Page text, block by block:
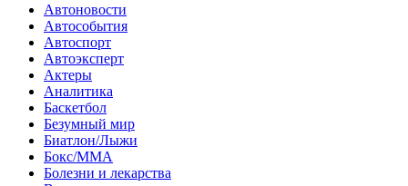
Автоновости
Автособытия
Автоспорт
Автоэксперт
Актеры
Аналитика
Баскетбол
Безумный мир
Биатлон/Лыжи
Бокс/MMA
Болезни и лекарства